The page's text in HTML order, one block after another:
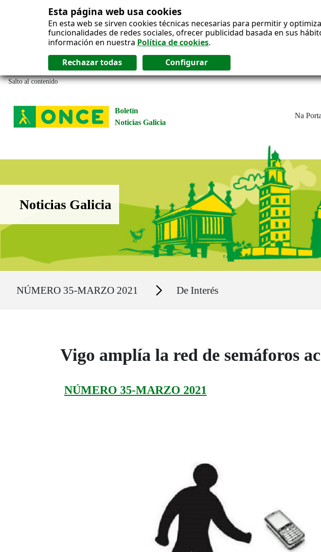
Esta página web usa cookies
En esta web se sirven cookies técnicas necesarias para permitir y
funcionalidades de redes sociales, ofrecer publicidad basada en sus
información en nuestra Política de cookies.
Salto al contenido
Boletín
Noticias Galicia
Na
Boletín Noticias Galicia
Noticias Galicia
NÚMERO 35-MARZO 2021 Secciones De Interés
Vigo amplía la red de semáforos
NÚMERO 35-MARZO 2021